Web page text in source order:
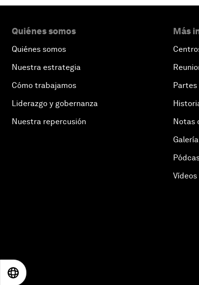
Quiénes somos
Quiénes somos
Nuestra estrategia
Cómo trabajamos
Liderazgo y gobernanza
Nuestra repercusión
Más
Notas
Vídeos